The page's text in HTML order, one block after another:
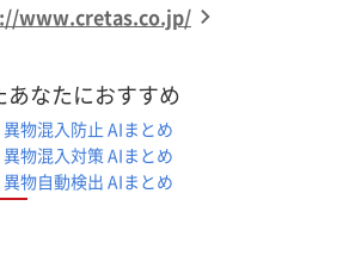
の加工ができる
ご覧いただくか、お気軽にお問い
www.cretas.co.jp/
あなたにおすすめ
物混入防止 AIまとめ
物混入対策 AIまとめ
物自動検出 AIまとめ